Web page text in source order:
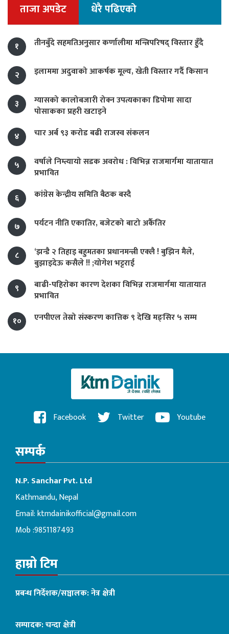
ताजा अपडेट धेरै पढिएको
१ तीनबुँदे सहमतिअनुसार कर्णालीमा मन्त्रिपरिषद् विस्तार हुँदै
२ इलाममा अदुवाको आकर्षक मूल्य, खेती विस्तार गर्दै किसान
३
ग्यासको कालोबजारी रोक्न उपत्यकाका डिपोमा सादा
पोसाकका प्रहरी खटाइने
४
चार अर्ब ९३ करोड बढी राजस्व संकलन
५
वर्षाले निम्त्यायो सडक अवरोध : विभिन्न राजमार्गमा यातायात
प्रभावित
६
कांग्रेस केन्द्रीय समिति बैठक बस्दै
७ पर्यटन नीति एकातिर, बजेटको बाटो अर्कैतिर
८
‘झन्डै २ तिहाइ बहुमतका प्रधानमन्त्री एक्लै ! बुझिन मैले,
बुझाइदेऊ कसैले !! ;योगेश भट्टराई
९
बाढी-पहिराेका कारण देशका विभिन्न राजमार्गमा यातायात
प्रभावित
१०
एनपीएल तेस्रो संस्करण कात्तिक ९ देखि मङ्सिर ५ सम्म
Facebook Twitter Youtube
सम्पर्क
N.P. Sanchar Pvt. Ltd
Kathmandu, Nepal
Email:ktmdainikofficial@gmail.com
Mob :9851187493
हाम्रो टिम
प्रबन्ध निर्देशक/सञ्चालक: नेत्र क्षेत्री
सम्पादक: चन्दा क्षेत्री